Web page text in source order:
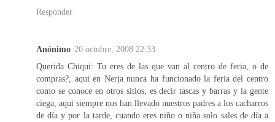
Responder
Anónimo 20 octubre, 2008 22:33
Querida Chiqui: Tu eres de las que van al centro de feria, o de
compras?, aqui en Nerja nunca ha funcionado la feria del centro
como se conoce en otros sitios, es decir tascas y barras y la gente
ciega, aqui siempre nos han llevado nuestros padres a los cacharros
de día y por la tarde, cuando eres niño o niña solo sales de día a